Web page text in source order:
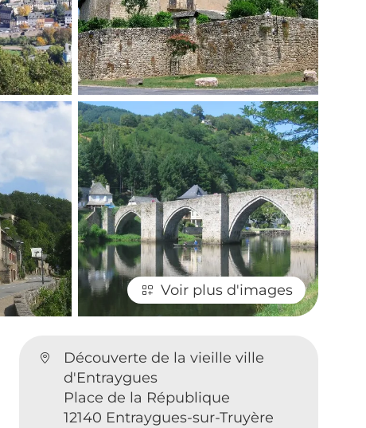
Voir plus d'images
Découverte de la vieille ville
d'Entraygues
Place de la République
12140 Entraygues-sur-Truyère